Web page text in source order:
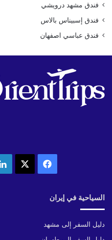
فندق مشهد درويشي
فندق إسبيناس بالاس
فندق عباسي اصفهان
فيسبوك
السياحية في إيران
دليل السفر إلى مشهد